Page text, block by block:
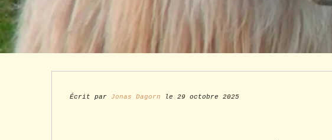
Écrit par Jonas Dagorn le 29 octobre 2025